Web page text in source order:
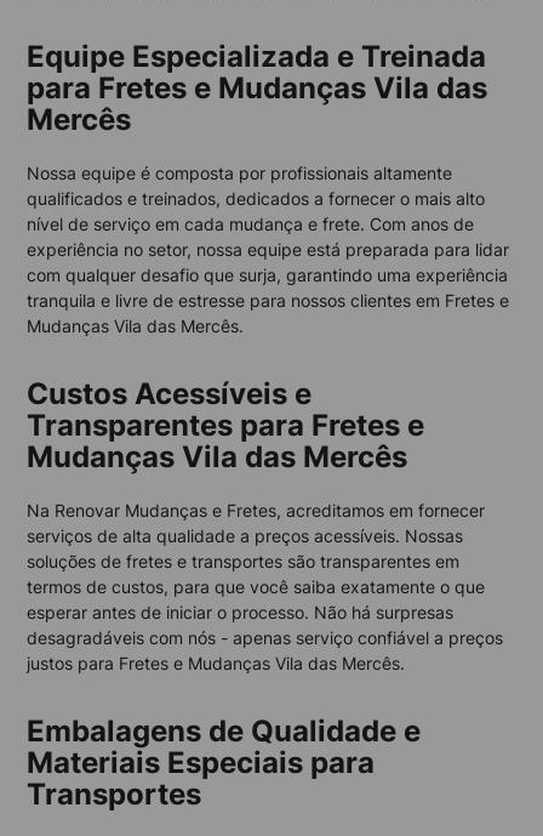
Equipe Especializada e Treinada
para Fretes e Mudanças Vila das
Mercês
Nossa equipe é composta por profissionais altamente
qualificados e treinados, dedicados a fornecer o mais alto
nível de serviço em cada mudança e frete. Com anos de
experiência no setor, nossa equipe está preparada para lidar
com qualquer desafio que surja, garantindo uma experiência
tranquila e livre de estresse para nossos clientes em Fretes e
Mudanças Vila das Mercês.
Custos Acessíveis e
Transparentes para Fretes e
Mudanças Vila das Mercês
Na Renovar Mudanças e Fretes, acreditamos em fornecer
serviços de alta qualidade a preços acessíveis. Nossas
soluções de fretes e transportes são transparentes em
termos de custos, para que você saiba exatamente o que
esperar antes de iniciar o processo. Não há surpresas
desagradáveis ​​com nós - apenas serviço confiável a preços
justos para Fretes e Mudanças Vila das Mercês.
Embalagens de Qualidade e
Materiais Especiais para
Transportes